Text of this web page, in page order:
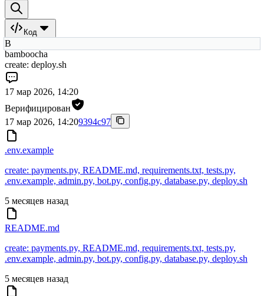
Код
B
bamboocha
create: deploy.sh
17 мар 2026, 14:20
Верифицирован
17 мар 2026, 14:209394c97
.env.example
create: payments.py, README.md, requirements.txt, tests.py,
.env.example, admin.py, bot.py, config.py, database.py, deploy.sh
5 месяцев назад
README.md
create: payments.py, README.md, requirements.txt, tests.py,
.env.example, admin.py, bot.py, config.py, database.py, deploy.sh
5 месяцев назад